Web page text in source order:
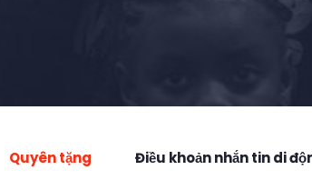
Quyên tặng
Điều khoản nhắn tin di